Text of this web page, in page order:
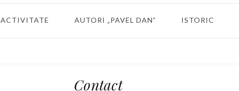
ACTIVITATE AUTORI „PAVEL DAN” ISTORIC
Contact